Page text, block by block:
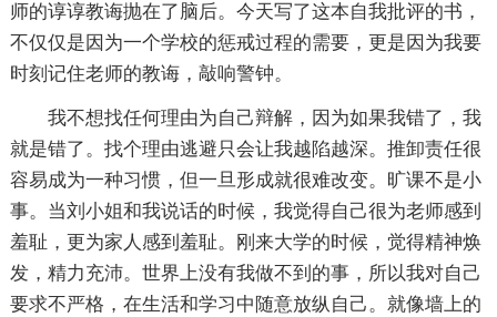
师的谆谆教诲抛在了脑后。今天写了这本自我批评的书，
不仅仅是因为一个学校的惩戒过程的需要，更是因为我要
时刻记住老师的教诲，敲响警钟。
我不想找任何理由为自己辩解，因为如果我错了，我
就是错了。找个理由逃避只会让我越陷越深。推卸责任很
容易成为一种习惯，但一旦形成就很难改变。旷课不是小
事。当刘小姐和我说话的时候，我觉得自己很为老师感到
羞耻，更为家人感到羞耻。刚来大学的时候，觉得精神焕
发，精力充沛。世界上没有我做不到的事，所以我对自己
要求不严格，在生活和学习中随意放纵自己。就像墙上的